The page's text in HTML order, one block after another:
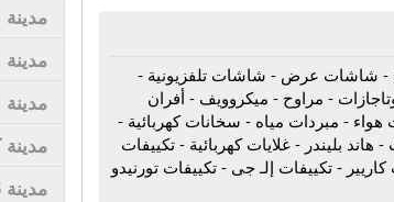
- شاشات عرض - شاشات تلفزيونية -
- مراوح - ميكروويف - أفران
هواء - مبردات مياه - سخانات كهربائية -
بليندر - غلايات كهربائية - تكييفات
- تكييفات إلـ جى - تكييفات تورنيدو
مدينة
مدينة
مدينة
مدينة 15 مايو